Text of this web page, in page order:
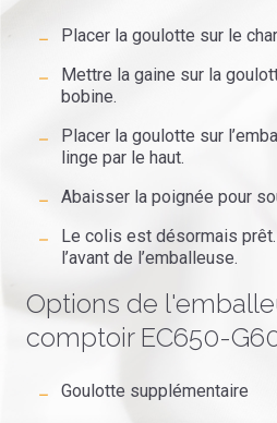
Placer la goulotte sur le
Mettre la gaine sur la
bobine.
Placer la goulotte sur
linge par le haut.
Abaisser la poignée pour
Le colis est désormais
l’avant de l’emballeuse.
Options de
comptoir EC650-
Goulotte supplémentaire